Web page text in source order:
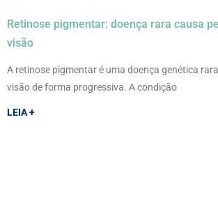
Retinose pigmentar: doença rara causa
visão
A retinose pigmentar é uma doença genética
visão de forma progressiva. A condição
LEIA +